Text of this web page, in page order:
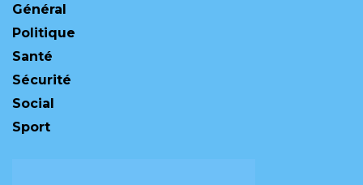
Général
Politique
Santé
Sécurité
Social
Sport